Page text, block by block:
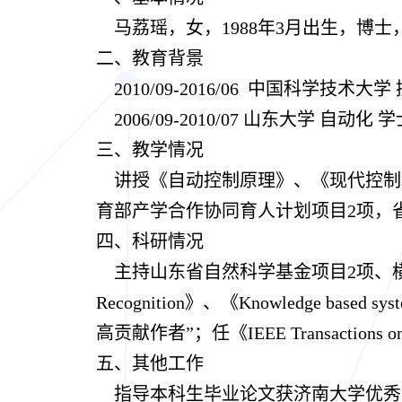
马荔瑶，女， 1988年3月出生，博士
二、教育背景
2010/09-2016/06 中国科学技术大学
2006/09-2010/07 山东大学 自动化 学
三、教学情况
讲授《自动控制原理》、《现代控
育部产学合作协同育人计划项目2项，
四、科研情况
主持山东省自然科学基金项目2项、
Recognition》、《Knowledge based
高贡献作者”；任《IEEE Transactions
五、其他工作
指导本科生毕业论文获济南大学优